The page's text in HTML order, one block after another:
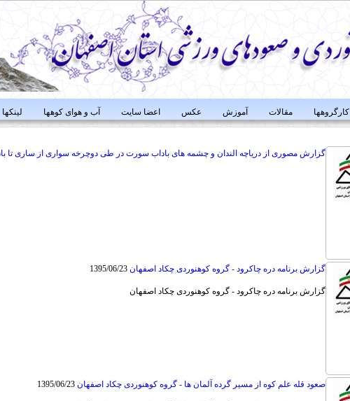
کارگروهها مقالات آموزش عکس اعضا سایت آب و هوای کوهها لینکها
گزارش مصوری از دریاچه الندان و چشمه های باداب سورت در طی دوچرخه سواری از ساری تا
گزارش برنامه دره چاکرود - گروه کوهنوردی چکاد اصفهان 1395/06/23
گزارش برنامه دره چاکرود - گروه کوهنوردی چکاد اصفهان
صعود قله علم کوه از مسیر گرده آلمان ها - گروه کوهنوردی چکاد اصفهان 1395/06/23